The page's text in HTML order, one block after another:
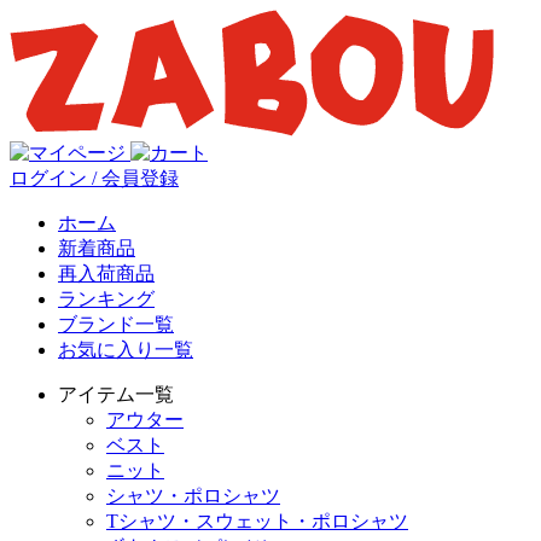
ログイン / 会員登録
ホーム
新着商品
再入荷商品
ランキング
ブランド一覧
お気に入り一覧
アイテム一覧
アウター
ベスト
ニット
シャツ・ポロシャツ
Tシャツ・スウェット・ポロシャツ